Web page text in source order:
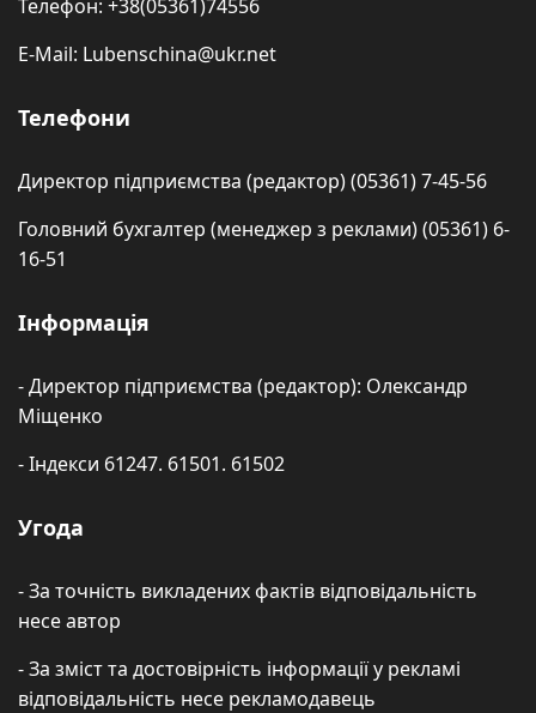
Телефон: +38(05361)74556
E-Mail: Lubenschina@ukr.net
Телефони
Директор підприємства (редактор) (05361) 7-45-56
Головний бухгалтер (менеджер з реклами) (05361) 6-
16-51
Інформація
- Директор підприємства (редактор): Олександр
Міщенко
- Індекси 61247. 61501. 61502
Угода
- За точність викладених фактів відповідальність
несе автор
- За зміст та достовірність інформації у рекламі
відповідальність несе рекламодавець